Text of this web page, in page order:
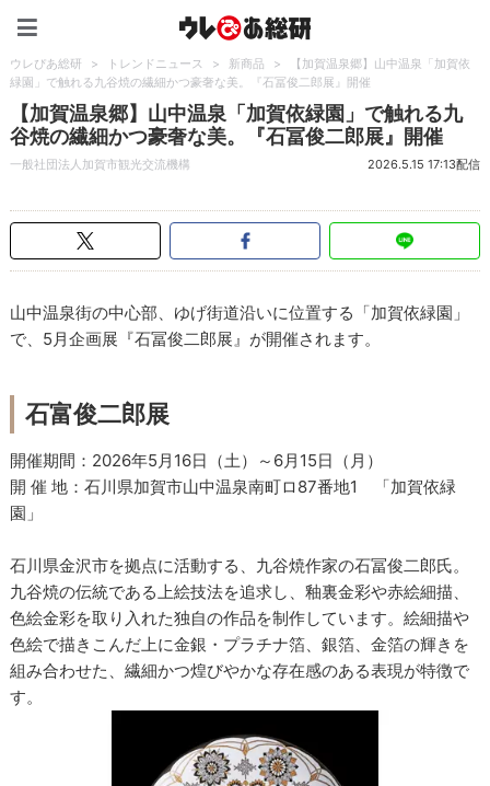
ウレぴあ総研 > トレンドニュース > 新商品 >
【加賀温泉郷】山中温泉「加賀依
緑園」で触れる九谷焼の繊細かつ豪奢な美。『石冨俊二郎展』開催
【加賀温泉郷】山中温泉「加賀依緑園」で触れる九
谷焼の繊細かつ豪奢な美。『石冨俊二郎展』開催
一般社団法人加賀市観光交流機構 2026.5.15 17:13配信
山中温泉街の中心部、ゆげ街道沿いに位置する「加賀依緑園」
で、5月企画展『石冨俊二郎展』が開催されます。
石富俊二郎展
開催期間：2026年5月16日（土）～6月15日（月）
開 催 地：石川県加賀市山中温泉南町ロ87番地1 「加賀依緑
園」
石川県金沢市を拠点に活動する、九谷焼作家の石冨俊二郎氏。
九谷焼の伝統である上絵技法を追求し、釉裏金彩や赤絵細描、
色絵金彩を取り入れた独自の作品を制作しています。絵細描や
色絵で描きこんだ上に金銀・プラチナ箔、銀箔、金箔の輝きを
組み合わせた、繊細かつ煌びやかな存在感のある表現が特徴で
す。